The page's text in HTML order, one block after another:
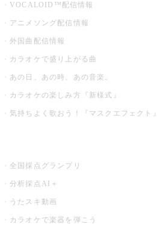
VOCALOID™配信情報
アニメソング配信情報
外国曲配信情報
カラオケで盛り上がる曲
あの日、あの時、あの音楽。
カラオケの楽しみ方『新様式』
気持ちよく歌おう！『マスクエフェクト』
全国採点グランプリ
分析採点AI＋
うたスキ動画
カラオケで楽器を弾こう